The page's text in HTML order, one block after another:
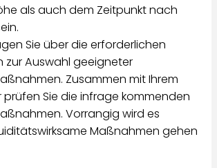
als auch dem Zeitpunkt nach
Sie über die erforderlichen
zur Auswahl geeigneter
Zusammen mit Ihrem
Sie die infrage kommenden
Vorrangig wird es
Maßnahmen gehen